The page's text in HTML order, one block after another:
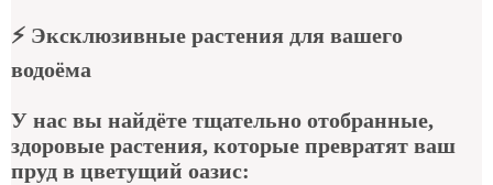
⚡ Эксклюзивные растения для вашего
водоёма
У нас вы найдёте тщательно отобранные,
здоровые растения, которые превратят ваш
пруд в цветущий оазис: